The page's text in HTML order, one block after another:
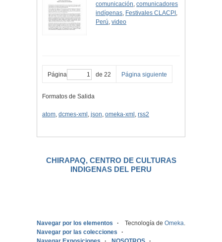
comunicación,comunicadores
indígenas, Festivales CLACPI ,
Perú,video
Página de 22 Página siguiente
Formatos de Salida
atom, dcmes-xml , json, omeka-xml , rss2
CHIRAPAQ, CENTRO DE CULTURAS
INDIGENAS DEL PERU
Navegar por los elementos
Navegar por las colecciones
Tecnología de Omeka.